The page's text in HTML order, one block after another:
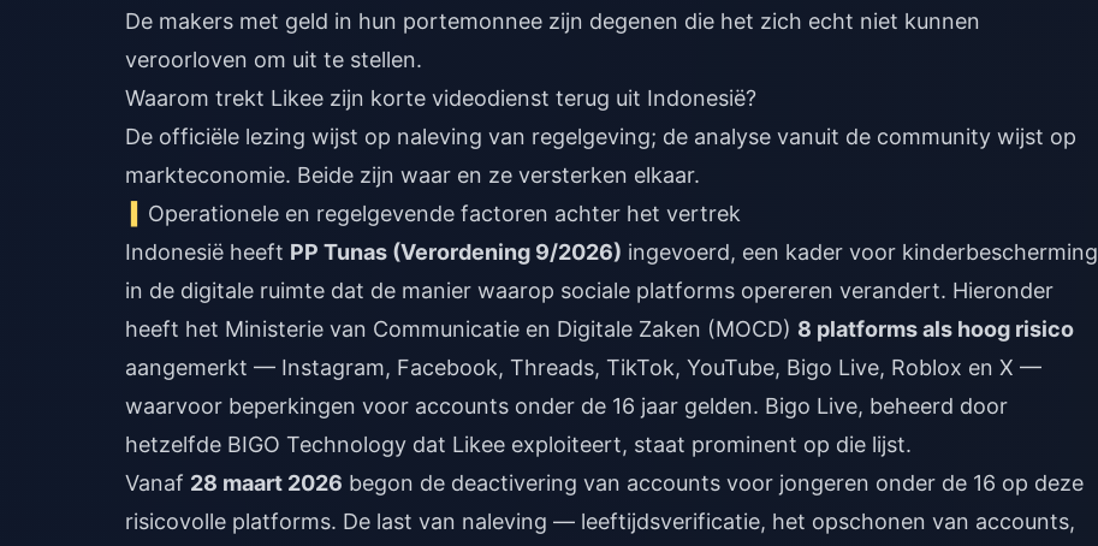
De makers met geld in hun portemonnee zijn degenen die het zich echt niet kunnen
veroorloven om uit te stellen.
Waarom trekt Likee zijn korte videodienst terug uit Indonesië?
De officiële lezing wijst op naleving van regelgeving; de analyse vanuit de community wijst op
markteconomie. Beide zijn waar en ze versterken elkaar.
Operationele en regelgevende factoren achter het vertrek
Indonesië heeft PP Tunas (Verordening 9/2026) ingevoerd, een kader voor kinderbescherming
in de digitale ruimte dat de manier waarop sociale platforms opereren verandert. Hieronder
heeft het Ministerie van Communicatie en Digitale Zaken (MOCD) 8 platforms als hoog risico
aangemerkt — Instagram, Facebook, Threads, TikTok, YouTube, Bigo Live, Roblox en X —
waarvoor beperkingen voor accounts onder de 16 jaar gelden. Bigo Live, beheerd door
hetzelfde BIGO Technology dat Likee exploiteert, staat prominent op die lijst.
Vanaf 28 maart 2026 begon de deactivering van accounts voor jongeren onder de 16 op deze
risicovolle platforms. De last van naleving — leeftijdsverificatie, het opschonen van accounts,